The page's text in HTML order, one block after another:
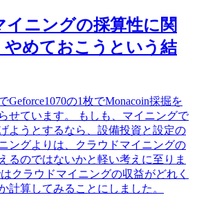
イニングの採算性に関
やめておこうという結
Geforce1070の1枚でMonacoin採掘を
せています。 もしも、マイニングで
ようとするなら、設備投資と設定の
ングよりは、クラウドマイニングの
るのではないかと軽い考えに至りま
クラウドマイニングの収益がどれく
計算してみることにしました。